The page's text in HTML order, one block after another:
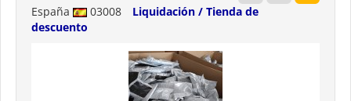
España 03008
Liquidación / Tienda de
descuento